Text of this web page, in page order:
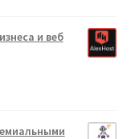
и веб